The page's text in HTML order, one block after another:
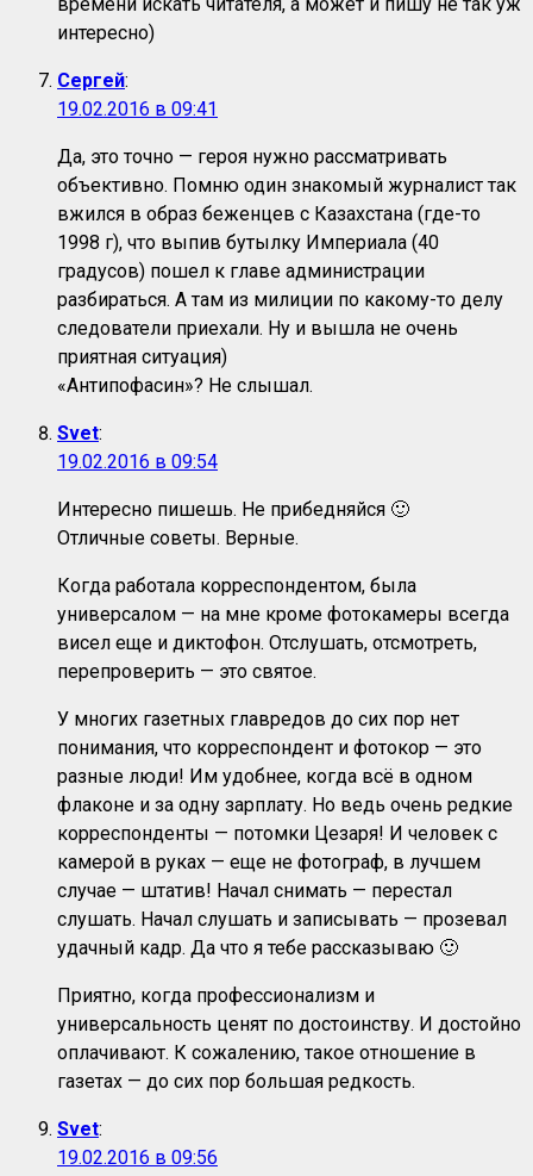
интересно)
Сергей:
19.02.2016 в 09:41
Да, это точно — героя нужно рассматривать
объективно. Помню один знакомый журналист так
вжился в образ беженцев с Казахстана (где-то
1998 г), что выпив бутылку Империала (40
градусов) пошел к главе администрации
разбираться. А там из милиции по какому-то делу
следователи приехали. Ну и вышла не очень
приятная ситуация)
«Антипофасин»? Не слышал.
Svet:
19.02.2016 в 09:54
Интересно пишешь. Не прибедняйся 🙂
Отличные советы. Верные.
Когда работала корреспондентом, была
универсалом — на мне кроме фотокамеры всегда
висел еще и диктофон. Отслушать, отсмотреть,
перепроверить — это святое.
У многих газетных главредов до сих пор нет
понимания, что корреспондент и фотокор — это
разные люди! Им удобнее, когда всё в одном
флаконе и за одну зарплату. Но ведь очень редкие
корреспонденты — потомки Цезаря! И человек с
камерой в руках — еще не фотограф, в лучшем
случае — штатив! Начал снимать — перестал
слушать. Начал слушать и записывать — прозевал
удачный кадр. Да что я тебе рассказываю 🙂
Приятно, когда профессионализм и
универсальность ценят по достоинству. И достойно
оплачивают. К сожалению, такое отношение в
газетах — до сих пор большая редкость.
Svet:
19.02.2016 в 09:56